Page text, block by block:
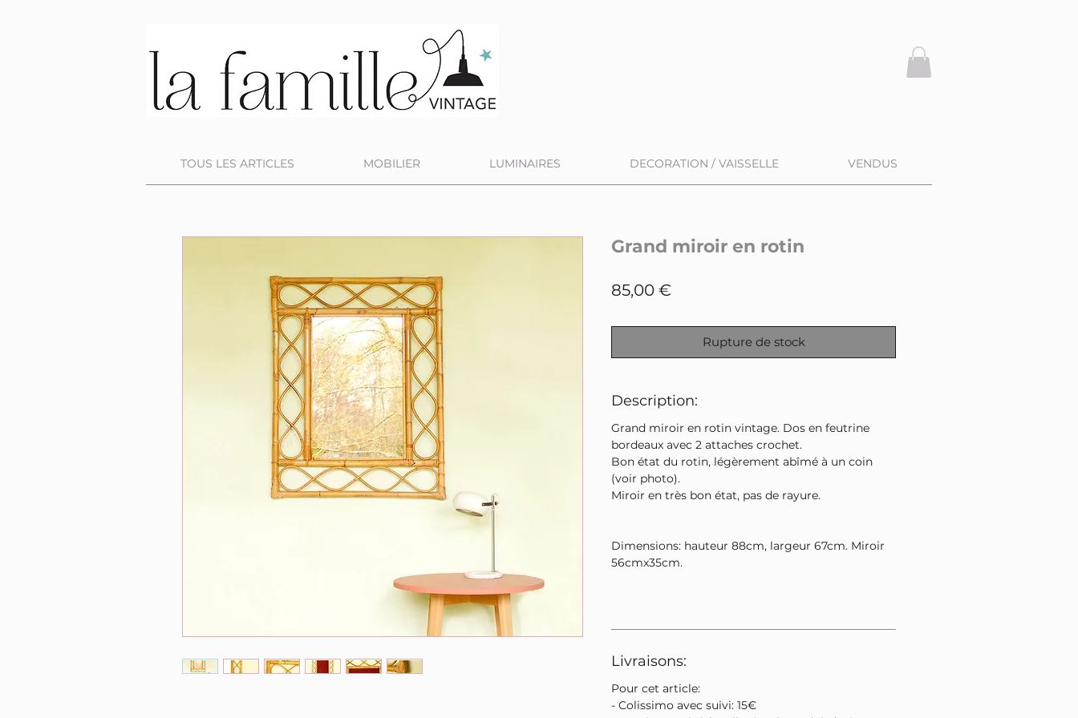
TOUS LES ARTICLES MOBILIER LUMINAIRES DECORATION / VAISSELLE VENDUS
Grand miroir en rotin
85,00 €
Rupture de stock
Description:
Grand miroir en rotin vintage. Dos en feutrine
bordeaux avec 2 attaches crochet.
Bon état du rotin, légèrement abîmé à un coin
(voir photo).
Miroir en très bon état, pas de rayure.
Dimensions: hauteur 88cm, largeur 67cm. Miroir
56cmx35cm.
Livraisons:
Pour cet article:
- Colissimo avec suivi: 15€